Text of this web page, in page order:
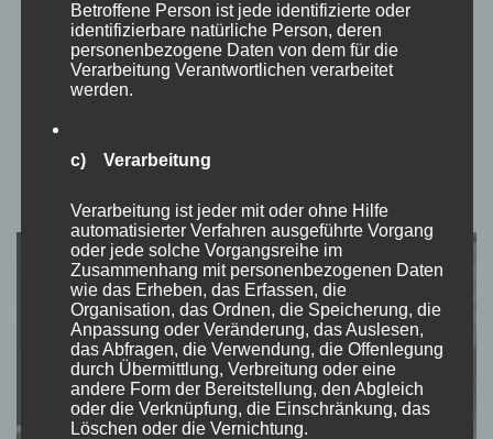
Menschen in schwarz/weiß, bringt man seine Seele zum
Vorschein. Die Interpretation dessen ist unterschiedlich.
Menschen sind wunderschön, innerlich als auch äußerlich. Sie
Betroffene Person ist jede identifizierte oder
identifizierbare natürliche Person, deren
personenbezogene Daten von dem für die
Verarbeitung Verantwortlichen verarbeitet
werden.
c) Verarbeitung
Verarbeitung ist jeder mit oder ohne Hilfe
automatisierter Verfahren ausgeführte Vorgang
oder jede solche Vorgangsreihe im
Zusammenhang mit personenbezogenen Daten
wie das Erheben, das Erfassen, die
Organisation, das Ordnen, die Speicherung, die
Anpassung oder Veränderung, das Auslesen,
das Abfragen, die Verwendung, die Offenlegung
durch Übermittlung, Verbreitung oder eine
andere Form der Bereitstellung, den Abgleich
oder die Verknüpfung, die Einschränkung, das
Löschen oder die Vernichtung.